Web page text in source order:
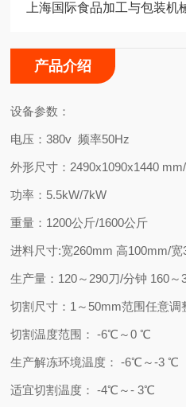
上海国际⾷品加⼯与包装机
产品介绍
设备参数：
电压：380v 频率50Hz
外形尺寸：2490x1090x1440 mm
功率：5.5kW/7kW
重量：1200公斤/1600公斤
进料尺寸:宽260mm 高100mm/
生产量：120～290刀/分钟 160～
切割尺寸：1～50mm范围任意调
切割温度范围： -6℃～0 ℃
生产解冻环境温度： -6℃～-3 ℃
适宜切割温度： -4℃～- 3℃